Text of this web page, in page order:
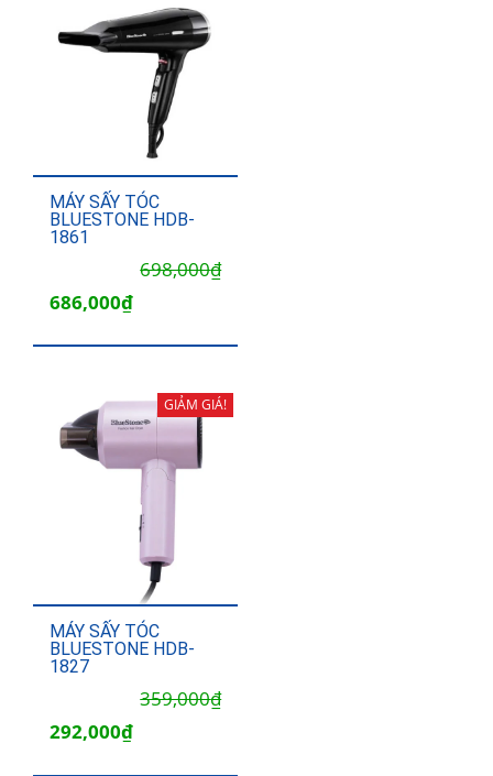
MÁY SẤY TÓC
BLUESTONE HDB-
1861
698,000₫
gốc
686,000₫
hiện
686,000₫.
GIẢM GIÁ!
MÁY SẤY TÓC
BLUESTONE HDB-
1827
359,000₫
gốc
292,000₫
hiện